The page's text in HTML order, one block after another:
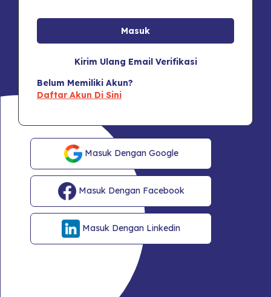
Kirim Ulang Email Verifikasi
Belum Memiliki Akun?
Daftar Akun Di Sini
Masuk Dengan Google
Masuk Dengan Facebook
Masuk Dengan Linkedin